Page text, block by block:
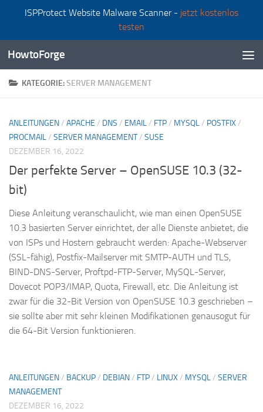
ISPProtect Website Malware Scanner - jetzt kostenlos
testen
Zum Inhalt springen
HowtoForge
KATEGORIE:SERVER MANAGEMENT
ANLEITUNGEN/ APACHE / DNS / EMAIL/ FTP/ MYSQL/ POSTFIX/
PROCMAIL/ SERVER MANAGEMENT/ SUSE
DEZEMBER 16, 2022
Der perfekte Server – OpenSUSE 10.3 (32-
bit)
Diese Anleitung veranschaulicht, wie man einen OpenSUSE
10.3 basierten Server einrichtet, der alle Dienste anbietet, die
von ISPs und Hostern gebraucht werden: Apache-Webserver
(SSL-fähig), Postfix-Mailserver mit SMTP-AUTH und TLS,
BIND-DNS-Server, Proftpd-FTP-Server, MySQL-Server,
Dovecot POP3/IMAP, Quota, Firewall, etc. Die Anleitung ist
zwar für die 32-Bit Version von OpenSUSE 10.3 geschrieben –
sie sollte aber mit sehr kleinen Modifikationen genausogut für
die 64-Bit Version funktionieren.
ANLEITUNGEN/ BACKUP/ DEBIAN/ FTP/ LINUX/ MYSQL/ SERVER
MANAGEMENT
DEZEMBER 16, 2022